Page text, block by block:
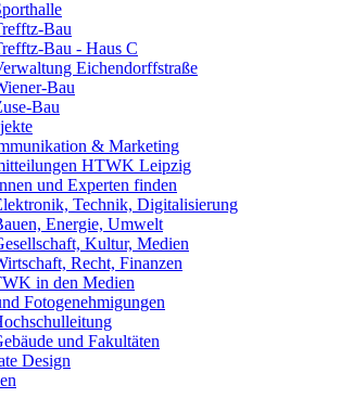
Bau
Bau - Haus C
Eichendorffstraße
Bau
Bau
& Marketing
HTWK Leipzig
und Experten finden
Technik, Digitalisierung
Energie, Umwelt
Kultur, Medien
Recht, Finanzen
in den Medien
Fotogenehmigungen
und Fakultäten
Design